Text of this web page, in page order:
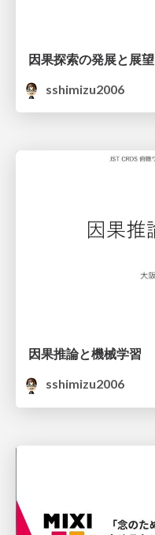
因果探索の発展と展望
sshimizu2006
因果推論と機械学習
sshimizu2006